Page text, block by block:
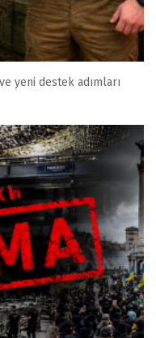
yeni destek adımları